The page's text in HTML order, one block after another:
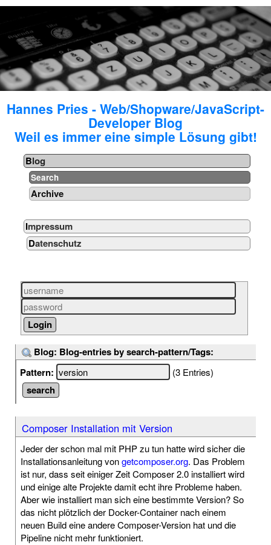
Hannes Pries - Web/Shopware/JavaScript-
Developer Blog
Weil es immer eine simple Lösung gibt!
Blog
Search
Archive
Impressum
Datenschutz
Blog: Blog-entries by search-pattern/Tags:
Pattern:
(3 Entries)
Composer Installation mit Version
Jeder der schon mal mit PHP zu tun hatte wird sicher die
Installationsanleitung vongetcomposer.org. Das Problem
ist nur, dass seit einiger Zeit Composer 2.0 installiert wird
und einige alte Projekte damit echt ihre Probleme haben.
Aber wie installiert man sich eine bestimmte Version? So
das nicht plötzlich der Docker-Container nach einem
neuen Build eine andere Composer-Version hat und die
Pipeline nicht mehr funktioniert.